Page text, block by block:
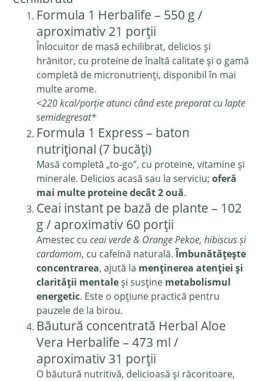
Formula 1 Herbalife – 550 g /
aproximativ 21 porții
Înlocuitor de masă echilibrat, delicios și
hrănitor, cu proteine de înaltă calitate și o gamă
completă de micronutrienți, disponibil în mai
multe arome.
<220 kcal/porție atunci când este preparat cu lapte
semidegresat*
Formula 1 Express – baton
nutrițional (7 bucăți)
Masă completă „to-go”, cu proteine, vitamine și
minerale. Delicios acasă sau la serviciu;oferă
mai multe proteine decât 2 ouă.
Ceai instant pe bază de plante – 102
g / aproximativ 60 porții
Amestec cuceai verde & Orange Pekoe, hibiscus și
cardamom, cu cafeină naturală.Îmbunătățește
concentrarea, ajută la menținerea atenției și
clarității mentaleși susține metabolismul
energetic. Este o opțiune practică pentru
pauzele de la birou.
Băutură concentrată Herbal Aloe
Vera Herbalife – 473 ml /
aproximativ 31 porții
O băutură nutritivă, delicioasă și răcoritoare,